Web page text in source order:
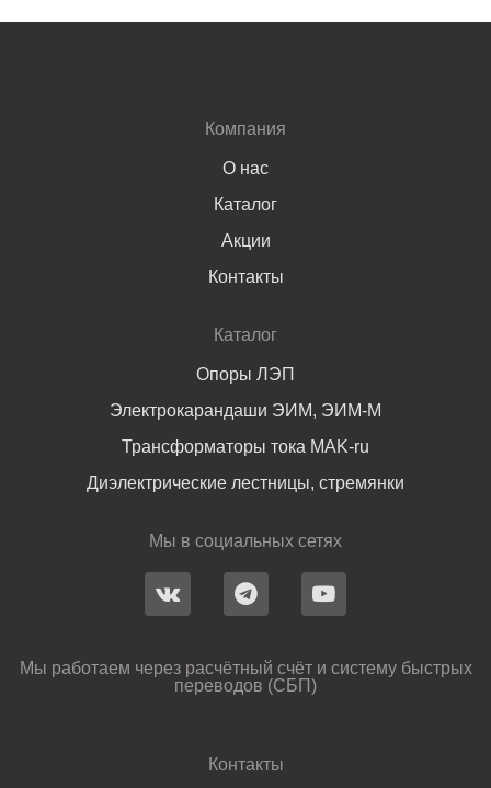
Компания
О нас
Каталог
Акции
Контакты
Каталог
Опоры ЛЭП
Электрокарандаши ЭИМ, ЭИМ-М
Трансформаторы тока MAK-ru
Диэлектрические лестницы, стремянки
Мы в социальных сетях
Мы работаем через расчётный счёт и систему быстрых
переводов (СБП)
Контакты